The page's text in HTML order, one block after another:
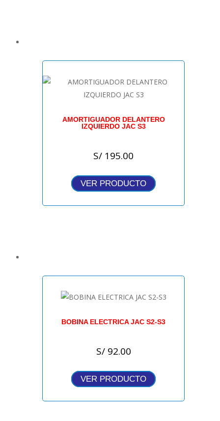
AMORTIGUADOR DELANTERO
IZQUIERDO JAC S3
S/ 195.00
VER PRODUCTO
BOBINA ELECTRICA JAC S2-S3
S/92.00
VER PRODUCTO